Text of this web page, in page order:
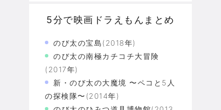
5分で映画ドラえもんまとめ
のび太の宝島(2018年)
のび太の南極カチコチ大冒険
(2017年)
新・のび太の大魔境 〜ペコと5人
の探検隊〜(2014年)